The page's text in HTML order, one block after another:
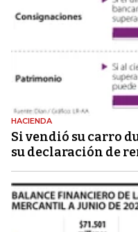
HACIENDA
Si vendió su carro
su declaración de